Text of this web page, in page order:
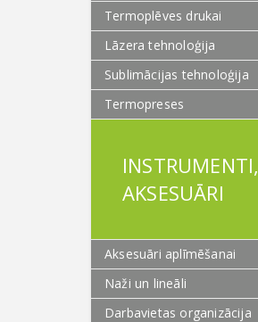
Termoplēves drukai
Lāzera tehnoloģija
Sublimācijas tehnoloģija
Termopreses
INSTRUMENTI,
AKSESUĀRI
Aksesuāri aplīmēšanai
Naži un lineāli
Darbavietas organizācija